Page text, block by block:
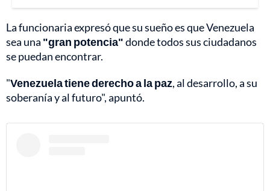
La funcionaria expresó que su sueño es que Venezuela
sea una "gran potencia"donde todos sus ciudadanos
se puedan encontrar.
"Venezuela tiene derecho a la paz, al desarrollo, a su
soberanía y al futuro", apuntó.